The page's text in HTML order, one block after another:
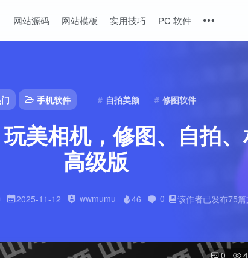
手机软件 自拍美颜 修图软件
美相机，修图、自拍
高级版
2025-11-12 wwmumu 46 0 该作者已发布75
网站源码 网站模板 实用技巧 PC 软件
0